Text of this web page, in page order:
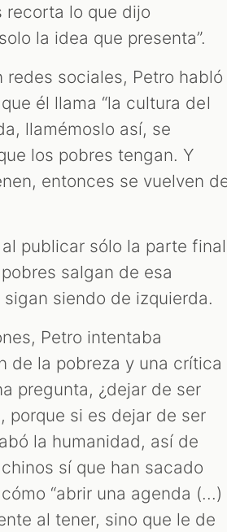
recorta lo que dijo
la idea que presenta”.
sociales, Petro habló
él llama “la cultura del
llamémoslo así, se
los pobres tengan. Y
entonces se vuelven
publicar sólo la parte
salgan de esa
siendo de izquierda.
Petro intentaba
de la pobreza y una crítica
pregunta, ¿dejar de ser
porque si es dejar de ser
la humanidad, así de
sí que han sacado
“abrir una agenda (...)
al tener, sino que le de